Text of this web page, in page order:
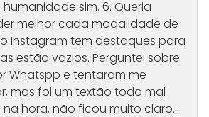
sim. 6. Queria
melhor cada modalidade de
Instagram tem destaques para
estão vazios. Perguntei sobre
Whatspp e tentaram me
mas foi um textão todo mal
na hora, não ficou muito claro…